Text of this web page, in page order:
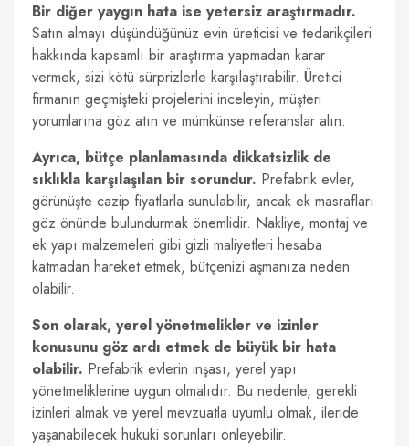
Bir diğer yaygın hata ise yetersiz araştırmadır.
Satın almayı düşündüğünüz evin üreticisi ve tedarikçileri
hakkında kapsamlı bir araştırma yapmadan karar
vermek, sizi kötü sürprizlerle karşılaştırabilir. Üretici
firmanın geçmişteki projelerini inceleyin, müşteri
yorumlarına göz atın ve mümkünse referanslar alın.
Ayrıca, bütçe planlamasında dikkatsizlik de
sıklıkla karşılaşılan bir sorundur. Prefabrik evler,
görünüşte cazip fiyatlarla sunulabilir, ancak ek masrafları
göz önünde bulundurmak önemlidir. Nakliye, montaj ve
ek yapı malzemeleri gibi gizli maliyetleri hesaba
katmadan hareket etmek, bütçenizi aşmanıza neden
olabilir.
Son olarak, yerel yönetmelikler ve izinler
konusunu göz ardı etmek de büyük bir hata
olabilir. Prefabrik evlerin inşası, yerel yapı
yönetmeliklerine uygun olmalıdır. Bu nedenle, gerekli
izinleri almak ve yerel mevzuatla uyumlu olmak, ileride
yaşanabilecek hukuki sorunları önleyebilir.